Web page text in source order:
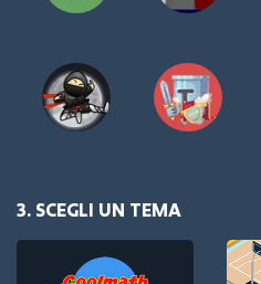
3. SCEGLI UN TEMA